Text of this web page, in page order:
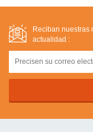
Reciban nuestras
actualidad :